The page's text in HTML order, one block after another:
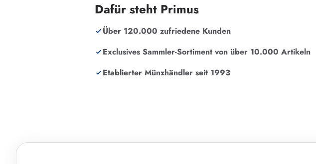
Dafür steht Primus
Über 120.000 zufriedene Kunden
Exclusives Sammler-Sortiment von über 10.000 Artikeln
Etablierter Münzhändler seit 1993